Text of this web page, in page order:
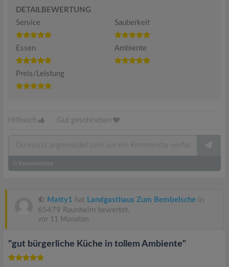
DETAILBEWERTUNG
Service
Sauberkeit
Essen Ambiente
Preis/Leistung
Hilfreich Gut geschrieben
0 Kommentare
Matty1 hat Landgasthaus Zum Bembelsche in
65479 Raunheim bewertet.
vor 11 Monaten
"gut bürgerliche Küche in tollem Ambiente"